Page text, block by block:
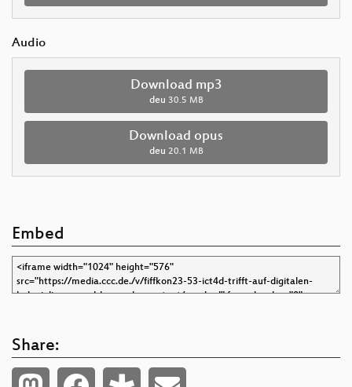
Audio
Download mp3
deu 30.5 MB
Download opus
deu 20.1 MB
Embed
Share: